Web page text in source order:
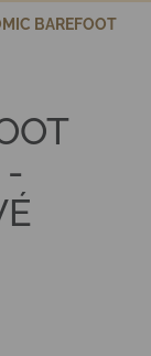
BAREFOOT
-